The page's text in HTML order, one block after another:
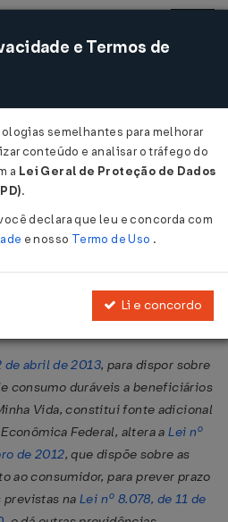
Acessar
Nº 620 DE
de abril de 2013, para dispor sobre
consumo duráveis a beneficiários
Vida, constitui fonte adicional
Federal, altera aLei nº
de 2012, que dispõe sobre as
ao consumidor, para prever prazo
previstas naLei nº 8.078, de 11 de
e Termos de
semelhantes para melhorar
conteúdo e analisar o tráfego do
a Lei Geral de Proteção de Dados
.
declara que leu e concorda com
e nosso Termo de Uso .
Li e concordo